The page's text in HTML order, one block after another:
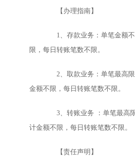
【办理指南】
1、存款业务：单笔金额不
限，每日转账笔数不限。
2、取款业务：单笔最高限
金额不限，每日转账笔数不限。
3、转账业务 ：单笔最高限
计金额不限，每日转账笔数不限。
【责任声明】